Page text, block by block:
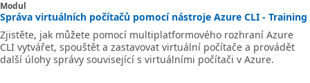
Modul
Správa virtuálních počítačů pomocí nástroje Azure CLI - Training
Zjistěte, jak můžete pomocí multiplatformového rozhraní Azure
CLI vytvářet, spouštět a zastavovat virtuální počítače a provádět
další úlohy správy související s virtuálními počítači v Azure.